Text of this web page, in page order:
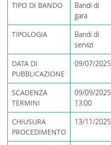
TIPO DI BANDO
Bandi di
gara
TIPOLOGIA
Bandi di
servizi
DATA DI
PUBBLICAZIONE
09/07/2025
SCADENZA
TERMINI
09/09/2025
13:00
CHIUSURA
PROCEDIMENTO
13/11/2025